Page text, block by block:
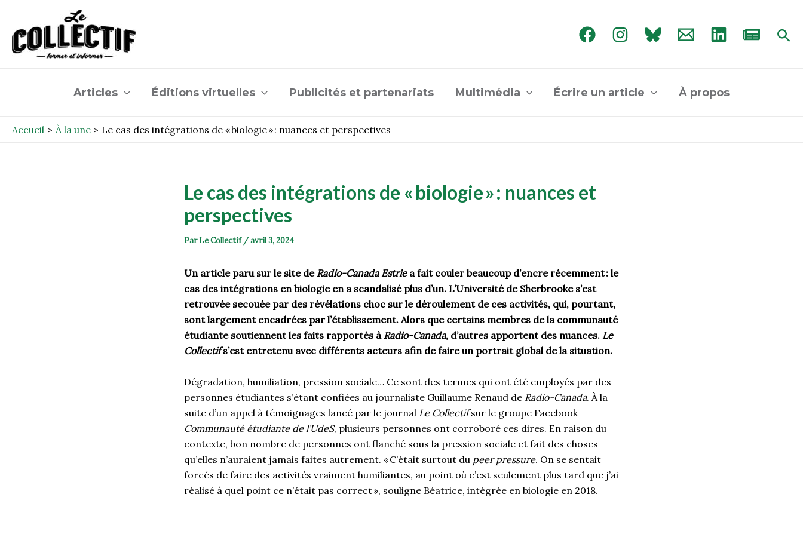
contenu
Articles Éditions virtuelles Publicités et partenariats Multimédia Écrire un article À propos
Accueil À la une Le cas des intégrations de « biologie » : nuances et perspectives
Le cas des intégrations de « biologie » : nuances et
perspectives
ParLe Collectif /avril 3, 2024
Un article paru sur le site de Radio-Canada Estriea fait couler beaucoup d’encre récemment : le
cas des intégrations en biologie en a scandalisé plus d’un. L’Université de Sherbrooke s’est
retrouvée secouée par des révélations choc sur le déroulement de ces activités, qui, pourtant,
sont largement encadrées par l’établissement. Alors que certains membres de la communauté
étudiante soutiennent les faits rapportés à Radio-Canada, d’autres apportent des nuances. Le
Collectif s’est entretenu avec différents acteurs afin de faire un portrait global de la situation.
Dégradation, humiliation, pression sociale… Ce sont des termes qui ont été employés par des
personnes étudiantes s’étant confiées au journaliste Guillaume Renaud de Radio-Canada. À la
suite d’un appel à témoignages lancé par le journal Le Collectifsur le groupe Facebook
Communauté étudiante de l’UdeS, plusieurs personnes ont corroboré ces dires. En raison du
contexte, bon nombre de personnes ont flanché sous la pression sociale et fait des choses
qu’elles n’auraient jamais faites autrement. « C’était surtout du peer pressure. On se sentait
forcés de faire des activités vraiment humiliantes, au point où c’est seulement plus tard que j’ai
réalisé à quel point ce n’était pas correct », souligne Béatrice, intégrée en biologie en 2018.